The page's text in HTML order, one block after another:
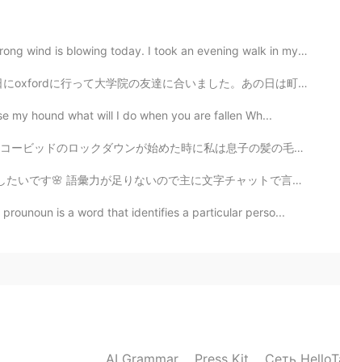
out with them. lmao It's easy😊
2020.09.06 11:39
is blowing today. I took an evening walk in my neighborho...
あの日は町を散歩してランチをたべました。ランチはWasabiのレストランに行ってご飯を食べました...
my hound what will I do when you are fallen Wh...
た時に私は息子の髪の毛をカットして始めてた Usually we go to the barber when we ...
トで言語交流したいと思います。 電話は仲良くしてから挑戦してみたいです。 よろしくお願いします✨...
prounoun is a word that identifies a particular perso...
AI Grammar Press Kit Сеть